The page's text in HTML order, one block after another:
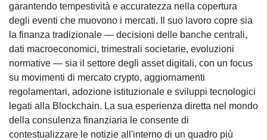
garantendo tempestività e accuratezza nella copertura
degli eventi che muovono i mercati. Il suo lavoro copre sia
la finanza tradizionale — decisioni delle banche centrali,
dati macroeconomici, trimestrali societarie, evoluzioni
normative — sia il settore degli asset digitali, con un focus
su movimenti di mercato crypto, aggiornamenti
regolamentari, adozione istituzionale e sviluppi tecnologici
legati alla Blockchain. La sua esperienza diretta nel mondo
della consulenza finanziaria le consente di
contestualizzare le notizie all'interno di un quadro più